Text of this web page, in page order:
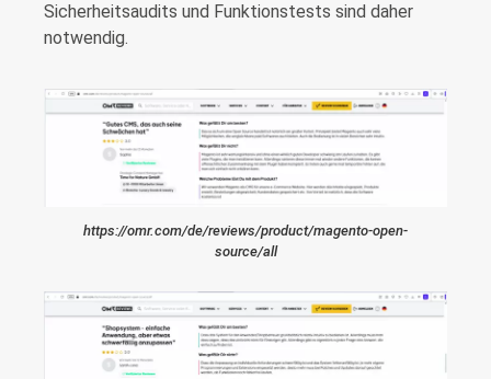
Sicherheitsaudits und Funktionstests sind daher
notwendig.
https://omr.com/de/reviews/product/magento-open-
source/all